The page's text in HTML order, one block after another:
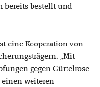
bereits bestellt und
eine Kooperation von
„Mit
gegen Gürtelrose
weiteren